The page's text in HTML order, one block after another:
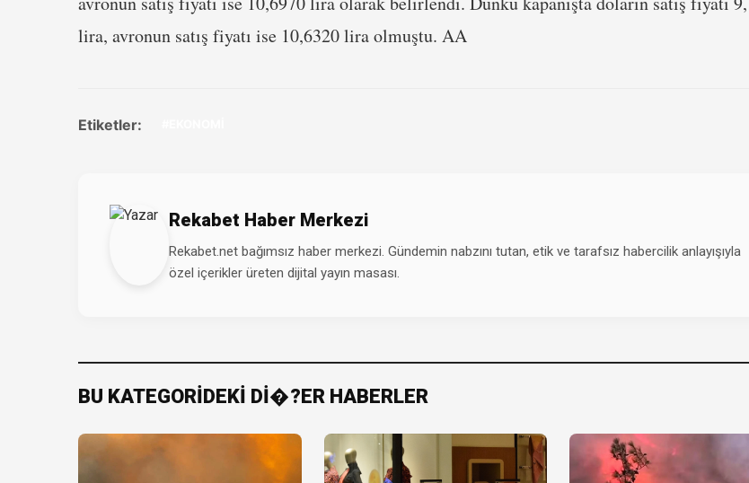
lira, avronun satış fiyatı ise 10,6320 lira olmuştu. AA
Etiketler:
Rekabet Haber Merkezi
Rekabet.net bağımsız haber merkezi. Gündemin nabzını tutan, etik ve tarafsız habercilik anlayışıyla
özel içerikler üreten dijital yayın masası.
BU KATEGORİDEKİ Dİ�?ER HABERLER